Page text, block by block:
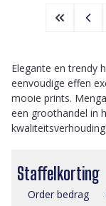
Elegante en trendy
eenvoudige effen
mooie prints.
een groothandel in
Staffelkorting
Order bedrag